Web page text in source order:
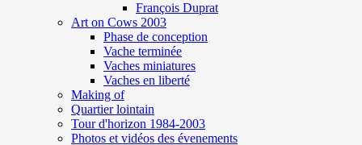
François Duprat
Art on Cows 2003
Phase de conception
Vache terminée
Vaches miniatures
Vaches en liberté
Making of
Quartier lointain
Tour d'horizon 1984-2003
Photos et vidéos des évenements